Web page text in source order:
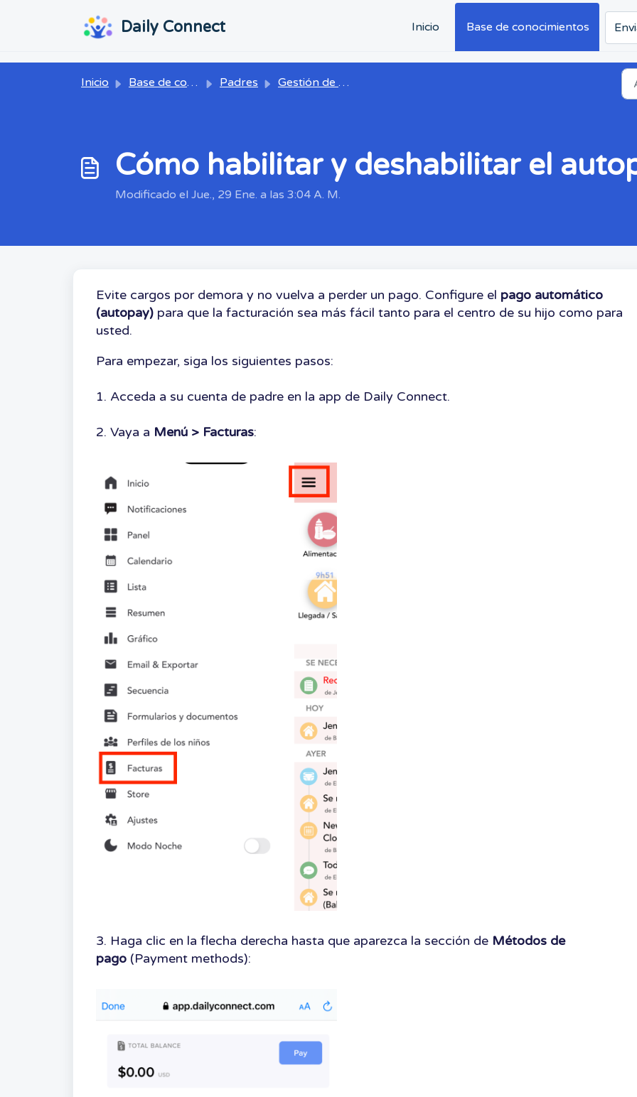
Daily Connect Inicio Base de conocimientos
Inicio Base de conocimientos Padres Gestión de pagos
Cómo habilitar y deshabilitar el
Modificado el Jue., 29 Ene. a las 3:04 A. M.
Evite cargos por demora y no vuelva a perder un pago. Configure el pago automático
(autopay) para que la facturación sea más fácil tanto para el centro de su hijo como para
usted.
Para empezar, siga los siguientes pasos:
1. Acceda a su cuenta de padre en la app de Daily Connect.
2. Vaya a Menú > Facturas:
3. Haga clic en la flecha derecha hasta que aparezca la sección de Métodos de
pago (Payment methods):